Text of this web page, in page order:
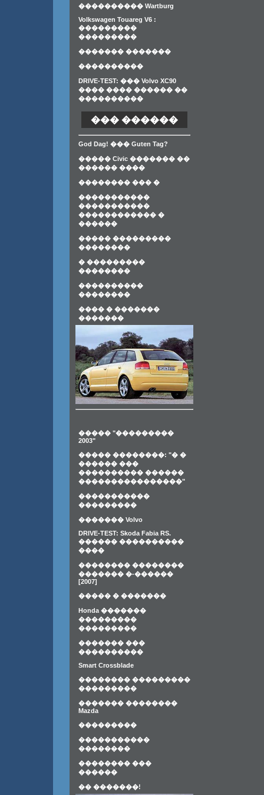
���������� Wartburg
Volkswagen Touareg V6 :
���������
���������
������� �������
����������
DRIVE-TEST: ��� Volvo XC90
���� ���� ������ ��
����������
��� ������
God Dag! ��� Guten Tag?
����� Civic ������� ��
������ ����
�������� ��� �
�����������
�����������
������������ �
������
����� ���������
��������
� ���������
��������
����������
��������
���� � �������
�������
����� "���������
2003"
����� ��������: "� �
������ ���
���������� ������
����������������"
�����������
���������
������� Volvo
DRIVE-TEST: Skoda Fabia RS.
������ ����������
����
�������� ��������
������� �-������
[2007]
����� � �������
Honda �������
���������
���������
������� ���
����������
Smart Crossblade
�������� ���������
���������
������� ��������
Mazda
���������
�����������
��������
�������� ���
������
�� �������!